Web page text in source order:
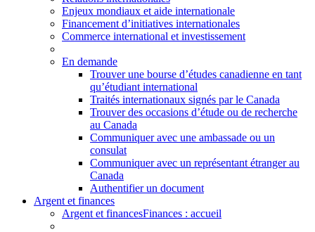
Enjeux mondiaux et aide internationale
Financement d’initiatives internationales
Commerce international et investissement
En demande
Trouver une bourse d’études canadienne en tant
qu’étudiant international
Traités internationaux signés par le Canada
Trouver des occasions d’étude ou de recherche
au Canada
Communiquer avec une ambassade ou un
consulat
Communiquer avec un représentant étranger au
Canada
Authentifier un document
Argent et finances
Argent et financesFinances : accueil